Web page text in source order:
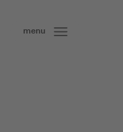
menu